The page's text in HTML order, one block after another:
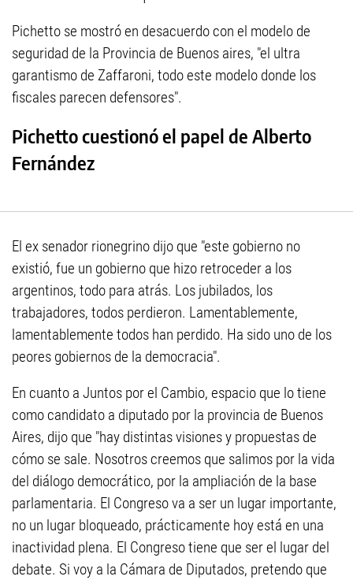
Pichetto se mostró en desacuerdo con el modelo de
seguridad de la Provincia de Buenos aires, "el ultra
garantismo de Zaffaroni, todo este modelo donde los
fiscales parecen defensores".
Pichetto cuestionó el papel de Alberto
Fernández
El ex senador rionegrino dijo que "este gobierno no
existió, fue un gobierno que hizo retroceder a los
argentinos, todo para atrás. Los jubilados, los
trabajadores, todos perdieron. Lamentablemente,
lamentablemente todos han perdido. Ha sido uno de los
peores gobiernos de la democracia".
En cuanto a Juntos por el Cambio, espacio que lo tiene
como candidato a diputado por la provincia de Buenos
Aires, dijo que "hay distintas visiones y propuestas de
cómo se sale. Nosotros creemos que salimos por la vida
del diálogo democrático, por la ampliación de la base
parlamentaria. El Congreso va a ser un lugar importante,
no un lugar bloqueado, prácticamente hoy está en una
inactividad plena. El Congreso tiene que ser el lugar del
debate. Si voy a la Cámara de Diputados, pretendo que